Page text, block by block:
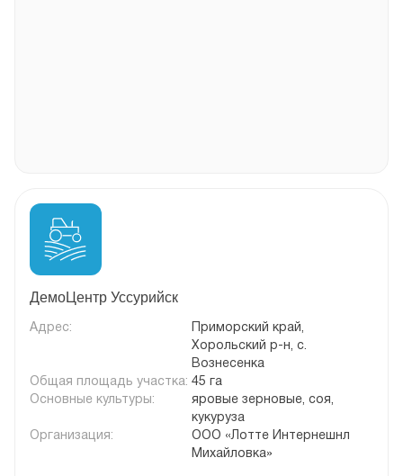
ДемоЦентр Уссурийск
Адрес:
Приморский край,
Хорольский р-н, с.
Вознесенка
Общая площадь участка: 45 га
Основные культуры:
яровые зерновые, соя,
кукуруза
Организация:
ООО «Лотте Интернешнл
Михайловка»